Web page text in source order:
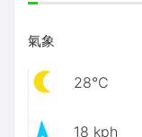
氣象
28℃
18 kph